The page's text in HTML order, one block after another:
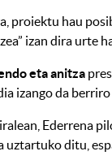
proiektu hau
izan dira urte
eta anitza
izango da berriro
Ederrena
uztartuko ditu,